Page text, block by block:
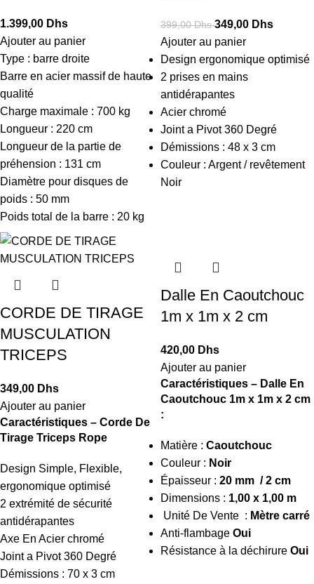
1.399,00 Dhs
Ajouter au panier
Type : barre droite
Barre en acier massif de haute
qualité
Charge maximale : 700 kg
Longueur : 220 cm
Longueur de la partie de
préhension : 131 cm
Diamètre pour disques de
poids : 50 mm
Poids total de la barre : 20 kg
399,00Dhs349,00 Dhs
Ajouter au panier
Design ergonomique optimisé
2 prises en mains
antidérapantes
Acier chromé
Joint a Pivot 360 Degré
Démissions : 48 x 3 cm
Couleur : Argent / revêtement
Noir
CORDE DE TIRAGE
MUSCULATION
TRICEPS
349,00 Dhs
Ajouter au panier
Caractéristiques – Corde De
Tirage Triceps Rope
Design Simple, Flexible,
ergonomique optimisé
2 extrémité de sécurité
antidérapantes
Axe En Acier chromé
Joint a Pivot 360 Degré
Démissions : 70 x 3 cm
Dalle En Caoutchouc
1m x 1m x 2 cm
420,00 Dhs
Ajouter au panier
Caractéristiques – Dalle En
Caoutchouc 1m x 1m x 2 cm
:
Matière : Caoutchouc
Couleur : Noir
Épaisseur : 20 mm / 2 cm
Dimensions : 1,00 x 1,00 m
Unité De Vente : Mètre carré
Anti-flambage Oui
Résistance à la déchirure Oui